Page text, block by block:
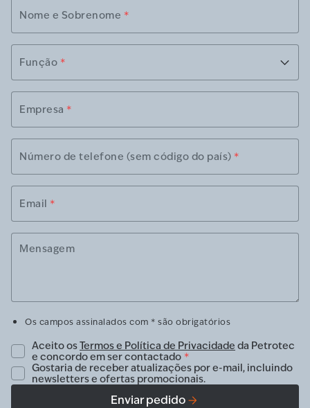
Nome e Sobrenome *
Função *
Empresa *
Número de telefone (sem código do país) *
Email *
Mensagem
Os campos assinalados com * são obrigatórios
Aceito osTermos e Política de Privacidade da Petrotec
e concordo em ser contactado *
Gostaria de receber atualizações por e-mail, incluindo
newsletters e ofertas promocionais.
Enviar pedido